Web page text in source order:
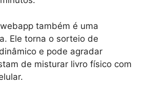
também é uma
Ele torna o sorteio de
e pode agradar
de misturar livro físico com